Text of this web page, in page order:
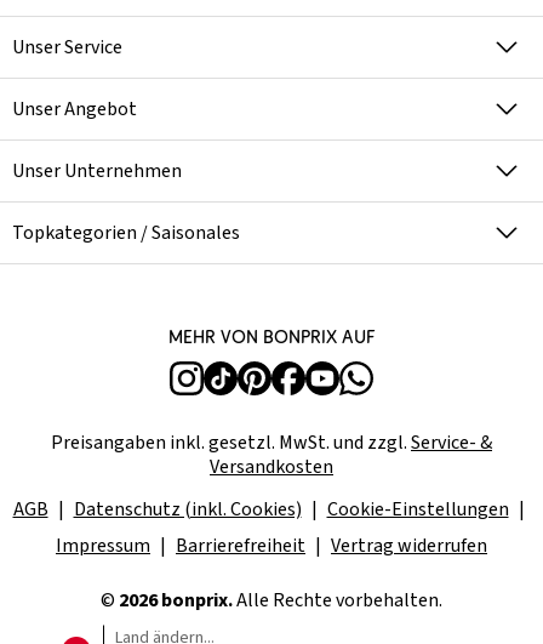
Unser Service
Unser Angebot
Unser Unternehmen
Topkategorien / Saisonales
Mehr von bonprix auf
Preisangaben inkl. gesetzl. MwSt. und zzgl.Service- &
Versandkosten
AGB
Datenschutz (inkl. Cookies)
Cookie-Einstellungen
Impressum
Barrierefreiheit Vertrag widerrufen
© 2026 bonprix.Alle Rechte vorbehalten.
Land ändern...